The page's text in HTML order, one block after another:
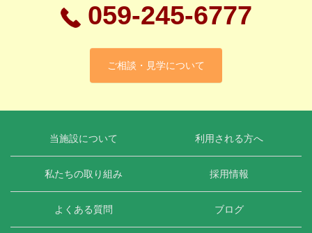
059-245-6777
ご相談・見学について
当施設について 利用される方へ
私たちの取り組み 採用情報
よくある質問 ブログ